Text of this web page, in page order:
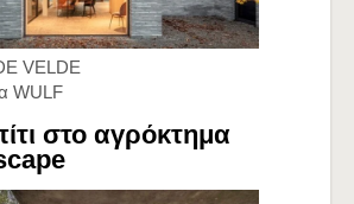
VELDE
WULF
στο αγρόκτημα